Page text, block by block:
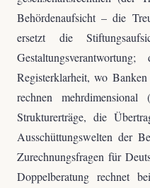
Behördenaufsicht – die
ersetzt die
Registerklarheit, wo
rechnen
Strukturerträge, die
Ausschüttungswelten der
Zurechnungsfragen für
Doppelberatung rechnet